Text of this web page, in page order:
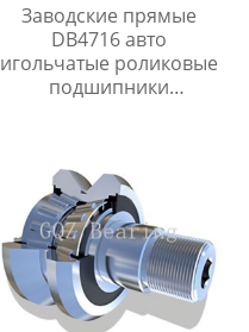
Заводские прямые
DB4716 авто
игольчатые роликовые
подшипники